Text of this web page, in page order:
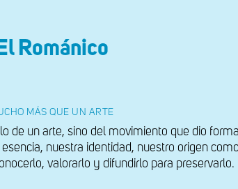
El Románico
MÁS QUE UN ARTE
de un arte, sino del movimiento que dio
nuestra identidad, nuestro origen
valorarlo y difundirlo para preservarlo.